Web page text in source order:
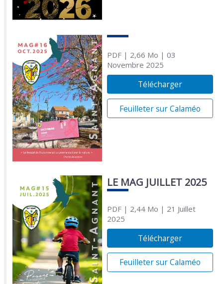
PDF| 2,66 Mo | 03
Novembre 2025
Télécharger
Feuilleter sur Calaméo
LE MAG JUILLET 2025
PDF| 2,44 Mo | 21 Juillet
2025
Télécharger
Feuilleter sur Calaméo